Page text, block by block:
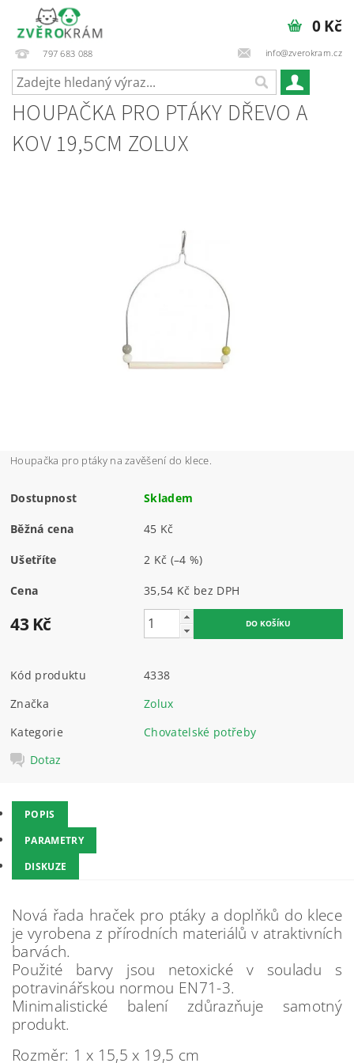
797 683 088 info@zverokram.cz
0 Kč
HOUPAČKA PRO PTÁKY DŘEVO A
KOV 19,5CM ZOLUX
Houpačka pro ptáky na zavěšení do klece.
Dostupnost Skladem
Běžná cena 45 Kč
Ušetříte 2 Kč (–4 %)
Cena 35,54 Kč bez DPH
43 Kč
Kód produktu
4338
Značka
Zolux
Kategorie
Chovatelské potřeby
Dotaz
POPIS
PARAMETRY
DISKUZE
Nová řada hraček pro ptáky a doplňků do klece
je vyrobena z přírodních materiálů v atraktivních
barvách.
Použité barvy jsou netoxické v souladu s
potravinářskou normou EN71-3.
Minimalistické balení zdůrazňuje samotný
produkt.
Rozměr: 1 x 15,5 x 19,5 cm